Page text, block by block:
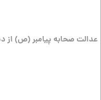
عدالت صحابه پیامبر (ص) از